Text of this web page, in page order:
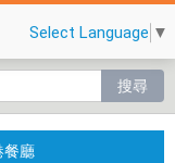
Select Language ▼
搜尋
餐廳